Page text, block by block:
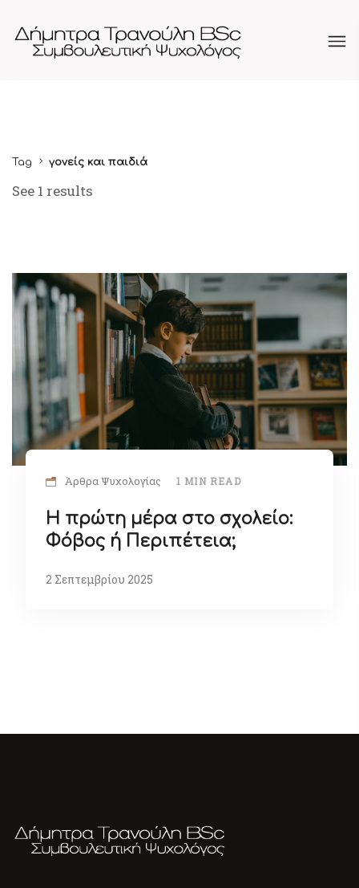
Tag γονείς και παιδιά
See 1 results
Άρθρα Ψυχολογίας 1 MIN READ
Η πρώτη μέρα στο σχολείο:
Φόβος ή Περιπέτεια;
2 Σεπτεμβρίου 2025